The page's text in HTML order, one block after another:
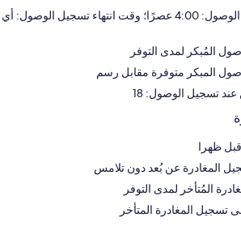
وقت بدء تسجيل الوصول: 4:00 عصرًا؛ وقت انتهاء تسجيل الوصول: أي
المُبكر لمدى التوفر
المبكر متوفرة مقابل رسم
تسجيل الوصول: 18
ظهرا
المغادرة عن بُعد دون تلامس
المُتأخر لمدى التوفر
المغادرة المتأخر